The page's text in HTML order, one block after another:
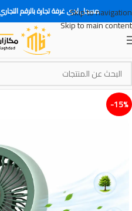
Skip to navigation
Skip to main content
مسجل لدى غرفة تجارة بالرقم التجاري
15%-